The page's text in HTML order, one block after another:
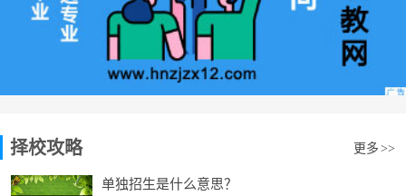
择校攻略 更多 >>
单独招生是什么意思？